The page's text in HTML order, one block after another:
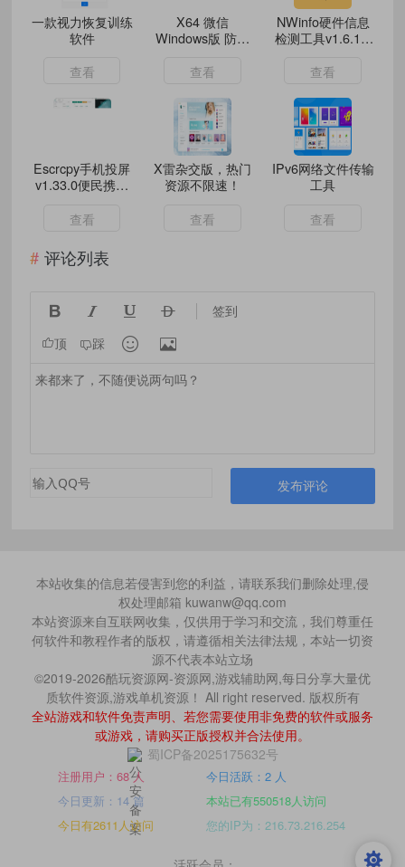
一款视力恢复训练
软件
查看
X64 微信
Windows版 防撤
查看
NWinfo硬件信息
检测工具v1.6.1.2
查看
Escrcpy手机投屏
v1.33.0便民携带
查看
X雷杂交版，热门
资源不限速！
查看
IPv6网络文件传输
工具
查看
评论列表
    签到
顶 踩  
发布评论
本站收集的信息若侵害到您的利益，请联系我们删除处理,侵
权处理邮箱 kuwanw@qq.com
本站资源来自互联网收集，仅供用于学习和交流，我们尊重任
何软件和教程作者的版权，请遵循相关法律法规，本站一切资
源不代表本站立场
©2019-2026酷玩资源网-资源网,游戏辅助网,每日分享大量优
质软件资源,游戏单机资源！ All right reserved. 版权所有
全站游戏和软件免责声明、若您需要使用非免费的软件或服务
或游戏，请购买正版授权并合法使用。
蜀ICP备2025175632号
注册用户：68 人
今日活跃：2 人
今日更新：14 篇
本站已有550518人访问
今日有2611人访问
您的IP为：216.73.216.254